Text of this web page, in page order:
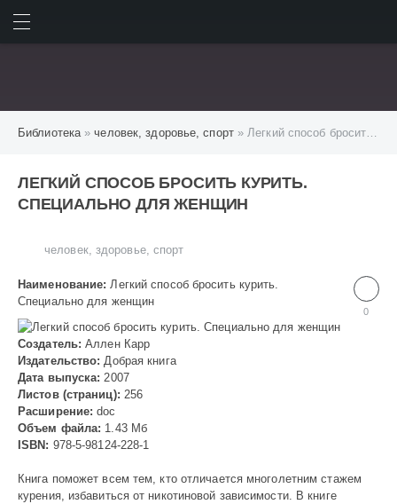
Библиотека»человек, здоровье, спорт» Легкий способ бросить курить. Специально для женщин
ЛЕГКИЙ СПОСОБ БРОСИТЬ КУРИТЬ.
СПЕЦИАЛЬНО ДЛЯ ЖЕНЩИН
человек, здоровье, спорт
0
Наименование: Легкий способ бросить курить.
Специально для женщин
Создатель: Аллен Карр
Издательство: Добрая книга
Дата выпуска: 2007
Листов (страниц): 256
Расширение: doc
Объем файла: 1.43 Мб
ISBN: 978-5-98124-228-1
Книга поможет всем тем, кто отличается многолетним стажем
курения, избавиться от никотиновой зависимости. В книге